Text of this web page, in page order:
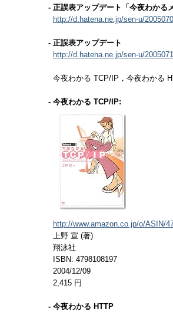
- 正誤表アップデート「今夜わかる
http://d.hatena.ne.jp/sen-u/
- 正誤表アップデート
http://d.hatena.ne.jp/sen-u/
今夜わかる TCP/IP，今夜わかる
- 今夜わかる TCP/IP:
http://www.amazon.co.jp/o/ASIN/
上野 宣 (著)
翔泳社
ISBN: 4798108197
2004/12/09
2,415 円
- 今夜わかる HTTP